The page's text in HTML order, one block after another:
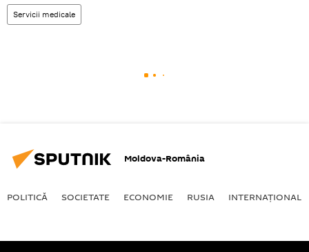
Servicii medicale
Moldova-România
POLITICĂ SOCIETATE ECONOMIE RUSIA INTERNAŢIONAL